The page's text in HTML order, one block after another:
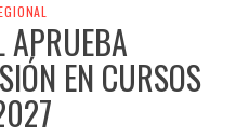
APRUEBA
EN CURSOS